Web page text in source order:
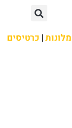
מלונות| כרטיסים